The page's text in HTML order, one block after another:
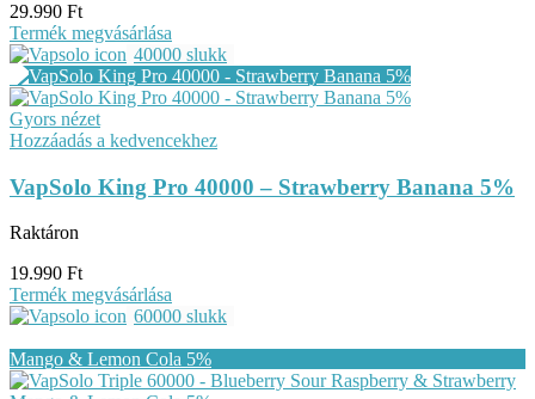
29.990 Ft
Termék megvásárlása
40000 slukk
Gyors nézet
Hozzáadás a kedvencekhez
VapSolo King Pro 40000 – Strawberry Banana 5%
Raktáron
19.990 Ft
Termék megvásárlása
60000 slukk